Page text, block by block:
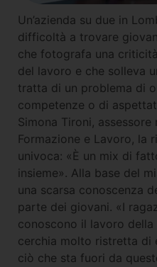
Un’azienda su due in
difficoltà a trovare
che fotografa una
del lavoro e che solleva
tratta di un problema di
competenze o di
Simona Tironi, assessore
Formazione e Lavoro, la
univoca: «È un mix di
insieme». Alla base del
una scarsa conoscenza
parte dei giovani. «I
conoscono il lavoro
cerchia molto ristretta di
ciò che sta fuori da